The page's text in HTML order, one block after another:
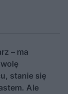
– ma
stanie się
Ale